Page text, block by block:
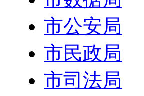
市公安局
市民政局
市司法局